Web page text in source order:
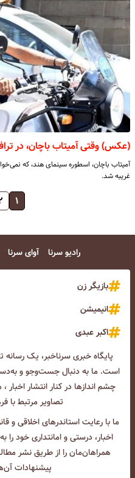
(عکس) وقتی آمیتاب باچان، در
آمیتاب باچان، اسطوره سینمای هند، که
غریبه شد.
۱
رادیو سرنا آوای سرنا
بازیگر زن
انیمیشن
اکبر عبدی
پایگاه خبری سرناخبر، یک
است. ما به دنبال جست‌و‌جو و
چشم انداز‌ها در کنار انتشار
تصاویر مرتبط با
ما با رعایت استاندرهای اخلاقی و
اخبار، درستی و امانتداری خود را
همراهان‌مان را از طریق نشر
پیشنهادات